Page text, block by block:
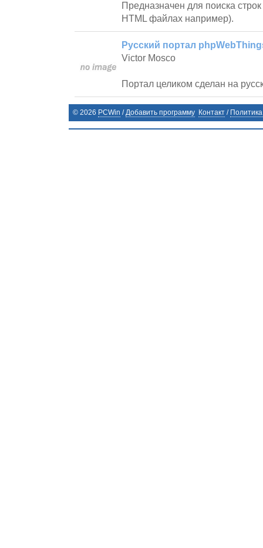
Предназначен для поиска
HTML файлах например).
Русский портал
Victor Mosco
Портал целиком сделан на
© 2026 PCWin /Добавить программу Контакт /